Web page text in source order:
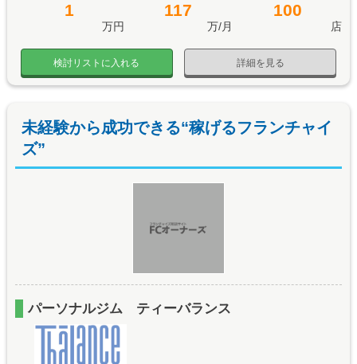
1
万円
117
万/月
100
店
詳細を見る
検討リストに入れる
未経験から成功できる“稼げるフランチャイ
ズ”
パーソナルジム ティーバランス